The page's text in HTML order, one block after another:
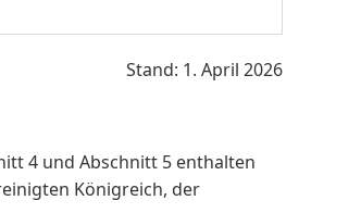
Stand: 1. April 2026
4 und Abschnitt 5 enthalten
Königreich, der